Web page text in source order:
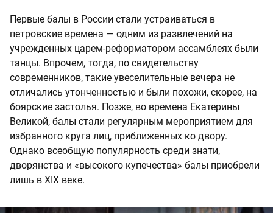
Первые балы в России стали устраиваться в
петровские времена — одним из развлечений на
учрежденных царем-реформатором ассамблеях были
танцы. Впрочем, тогда, по свидетельству
современников, такие увеселительные вечера не
отличались утонченностью и были похожи, скорее, на
боярские застолья. Позже, во времена Екатерины
Великой, балы стали регулярным мероприятием для
избранного круга лиц, приближенных ко двору.
Однако всеобщую популярность среди знати,
дворянства и «высокого купечества» балы приобрели
лишь в XIX веке.